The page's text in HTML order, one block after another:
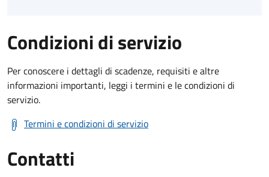
Condizioni di servizio
Per conoscere i dettagli di scadenze, requisiti e altre
informazioni importanti, leggi i termini e le condizioni di
servizio.
Termini e condizioni di servizio
Contatti